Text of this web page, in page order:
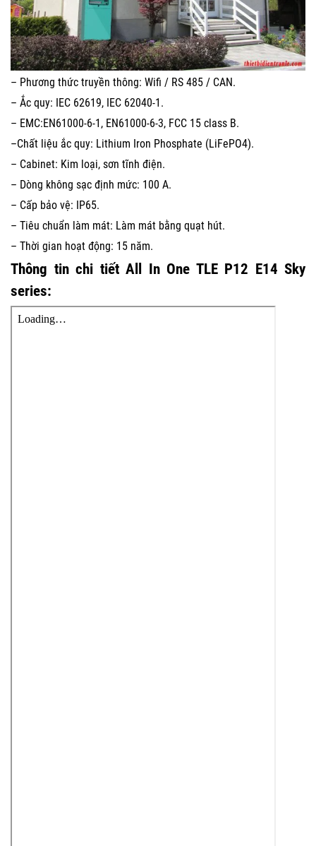
– Phương thức truyền thông: Wifi / RS 485 / CAN.
– Ắc quy: IEC 62619, IEC 62040-1.
– EMC:EN61000-6-1, EN61000-6-3, FCC 15 class B.
–Chất liệu ắc quy: Lithium Iron Phosphate (LiFePO4).
– Cabinet: Kim loại, sơn tĩnh điện.
– Dòng không sạc định mức: 100 A.
– Cấp bảo vệ: IP65.
– Tiêu chuẩn làm mát: Làm mát bằng quạt hút.
– Thời gian hoạt động: 15 năm.
Thông tin chi tiết All In One TLE P12 E14 Sky
series: